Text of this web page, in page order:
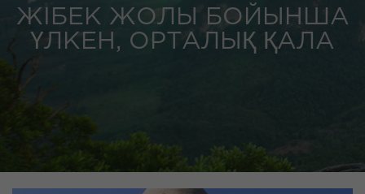
ЖІБЕК ЖОЛЫ БОЙЫНША
ҮЛКЕН, ОРТАЛЫҚ ҚАЛА